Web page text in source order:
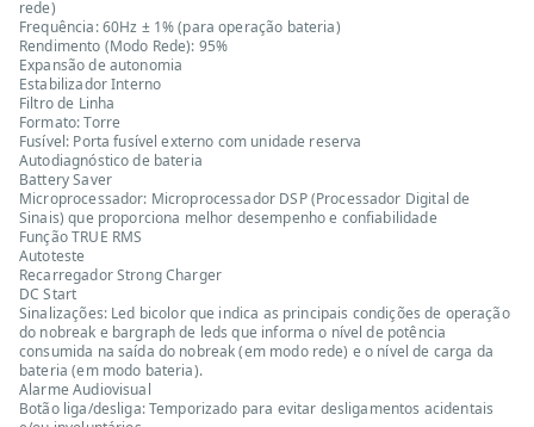
rede)
Frequência: 60Hz ± 1% (para operação bateria)
Rendimento (Modo Rede): 95%
Expansão de autonomia
Estabilizador Interno
Filtro de Linha
Formato: Torre
Fusível: Porta fusível externo com unidade reserva
Autodiagnóstico de bateria
Battery Saver
Microprocessador: Microprocessador DSP (Processador Digital de
Sinais) que proporciona melhor desempenho e confiabilidade
Função TRUE RMS
Autoteste
Recarregador Strong Charger
DC Start
Sinalizações: Led bicolor que indica as principais condições de operação
do nobreak e bargraph de leds que informa o nível de potência
consumida na saída do nobreak (em modo rede) e o nível de carga da
bateria (em modo bateria).
Alarme Audiovisual
Botão liga/desliga: Temporizado para evitar desligamentos acidentais